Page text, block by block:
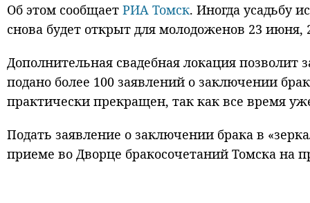
Об этом сообщает РИА Томск. Иногда усадьбу
снова будет открыт для молодоженов 23
Дополнительная свадебная локация позволит
подано более 100 заявлений о заключении
практически прекращен, так как все время
Подать заявление о заключении брака в
приеме во Дворце бракосочетаний Томска на